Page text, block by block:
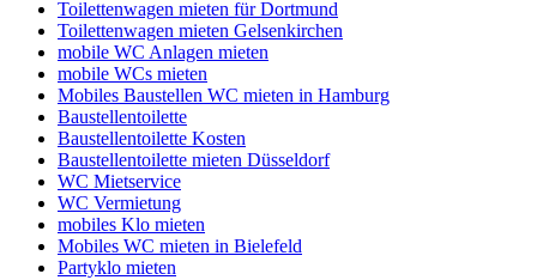
Toilettenwagen mieten für Dortmund
Toilettenwagen mieten Gelsenkirchen
mobile WC Anlagen mieten
mobile WCs mieten
Mobiles Baustellen WC mieten in Hamburg
Baustellentoilette
Baustellentoilette Kosten
Baustellentoilette mieten Düsseldorf
WC Mietservice
WC Vermietung
mobiles Klo mieten
Mobiles WC mieten in Bielefeld
Partyklo mieten